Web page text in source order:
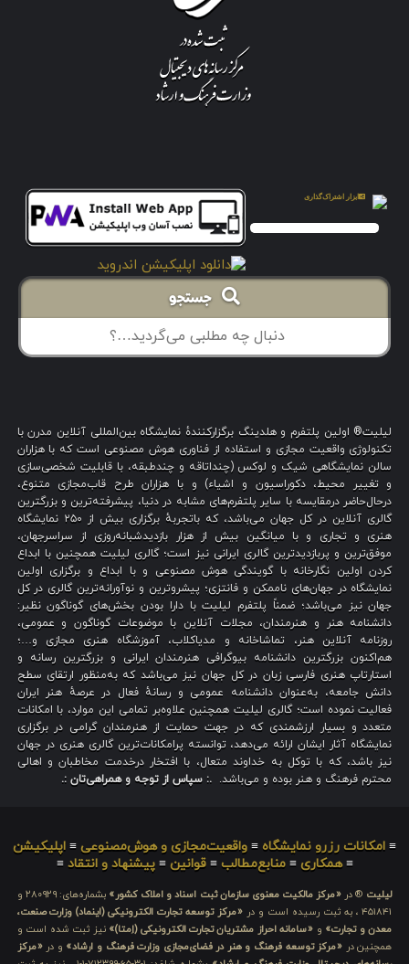
جستجو
لیلیت® اولین پلتفرم و هلدینگ برگزارکنندهٔ نمایشگاه بین‌المللی آنلاین مدرن با
تکنولوژی واقعیت مجازی و استفاده از فناوری هوش مصنوعی است که با هزاران
سالن نمایشگاهی شیک و لوکس (چنداتاقه و چندطبقه، با قابلیت شخصی‌سازی
و تغییر محیط، دکوراسیون و اشیاء) و با هزاران طرح قاب‌مجازی متنوع،
درحال‌حاضر درمقایسه با سایر پلتفرم‌های مشابه در دنیا، پیشرفته‌ترین و بزرگترین
گالری آنلاین در کل جهان می‌باشد، که باتجربهٔ برگزاری بیش از ۲۵۰ نمایشگاه
هنری و تجاری و با میانگین بیش از هزار بازدیدشبانه‌روزی از سراسرجهان،
موفق‌ترین و پربازدیدترین گالری ایرانی نیز است؛ گالری لیلیت همچنین با ابداع
کردن اولین نگارخانه با گویندگی هوش مصنوعی و با ابداع و برگزاری اولین
نمایشگاه در جهان‌های ناممکن و فانتزی؛ پیشروترین و نوآورانه‌ترین گالری در کل
جهان نیز می‌باشد؛ ضمناً پلتفرم لیلیت با دارا بودن بخش‌های گوناگون نظیر:
دانشنامه هنر و هنرمندان، مجلات آنلاین با موضوعات گوناگون و عمومی،
روزنامه آنلاین هنر، تماشاخانه و مدیاکلاب، آموزشگاه هنری مجازی و…؛
هم‌اکنون بزرگترین دانشنامه بیوگرافی هنرمندان ایرانی و بزرگترین رسانه و
استارتاپ هنری فارسی زبان در کل جهان نیز می‌باشد که به‌منظور ارتقای سطح
دانش جامعه، به‌عنوان دانشنامه عمومی و رسانهٔ فعال در عرصهٔ هنر ایران
فعالیت نموده است؛ گالری لیلیت همچنین علاوه‌بر تمامی این موارد، با امکانات
متعدد و بسیار ارزشمندی که در جهت حمایت از هنرمندان گرامی در برگزاری
نمایشگاه آثار ایشان ارائه می‌دهد، توانسته پرامکانات‌ترین گالری هنری در جهان
نیز باشد، که با توکل به خداوند متعال، با افتخار درخدمت مخاطبان و اهالی
محترم فرهنگ و هنر بوده و می‌باشد. .: سپاس از توجه و همراهی‌تان :.
≡ امکانات رزرو نمایشگاه ≡ واقعیت‌مجازی و هوش‌مصنوعی ≡ اپلیکیشن
≡همکاری ≡منابع‌مطالب ≡قوانین ≡پیشنهاد و انتقاد ≡
لیلیت ® در «مرکز مالکیت معنوی سازمان ثبت اسناد و املاک کشور»
بشماره‌های: ۲۸۰۹۲۹ و
۴۵۱۸۴۱ ، به ثبت رسیده است و در
«مرکز توسعه تجارت الکترونیکی (اینماد) وزارت صنعت،
معدن و تجارت» و «سامانه احراز مشتریان تجارت الکترونیکی (اِمتا)» نیز ثبت شده است و
همچنین در «مرکز توسعه فرهنگ و هنر در فضای‌مجازی وزارت فرهنگ و ارشاد» و در«مرکز